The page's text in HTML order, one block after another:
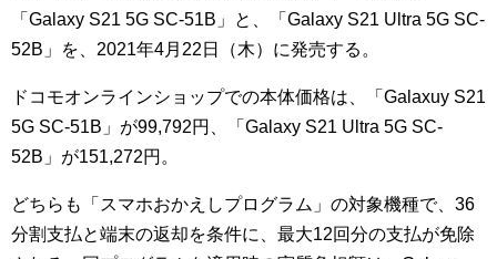
「Galaxy S21 5G SC-51B」と、「Galaxy S21 Ultra 5G SC-
52B」を、2021年4月22日（木）に発売する。
ドコモオンラインショップでの本体価格は、「Galaxuy S21
5G SC-51B」が99,792円、「Galaxy S21 Ultra 5G SC-
52B」が151,272円。
どちらも「スマホおかえしプログラム」の対象機種で、36
分割支払と端末の返却を条件に、最大12回分の支払が免除